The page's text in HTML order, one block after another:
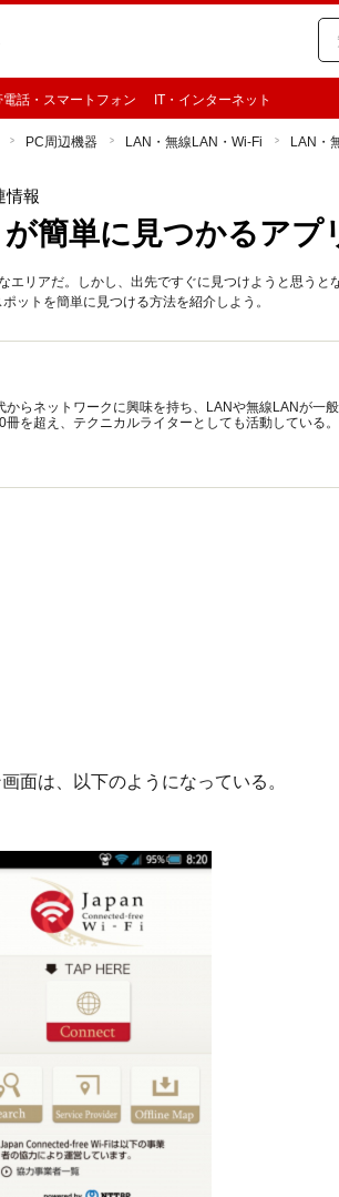
電話・スマートフォン IT・インターネット
PC周辺機器 LAN・無線LAN・Wi-Fi LAN・
情報
簡単に見つかるアプ
エリアだ。しかし、出先ですぐに見つけようと思うと
ットを簡単に見つける方法を紹介しよう。
らネットワークに興味を持ち、LANや無線LANが一
を超え、テクニカルライターとしても活動している。
面は、以下のようになっている。